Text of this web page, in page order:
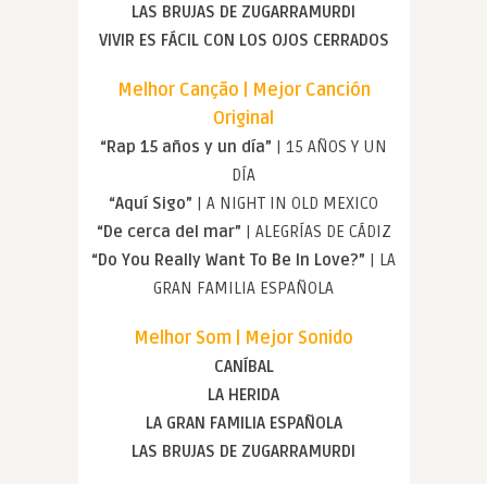
LAS BRUJAS DE ZUGARRAMURDI
VIVIR ES FÁCIL CON LOS OJOS CERRADOS
Melhor Canção | Mejor Canción
Original
“Rap 15 años y un día” | 15 AÑOS Y UN
DÍA
“Aquí Sigo” | A NIGHT IN OLD MEXICO
“De cerca del mar” | ALEGRÍAS DE CÁDIZ
“Do You Really Want To Be In Love?” | LA
GRAN FAMILIA ESPAÑOLA
Melhor Som | Mejor Sonido
CANÍBAL
LA HERIDA
LA GRAN FAMILIA ESPAÑOLA
LAS BRUJAS DE ZUGARRAMURDI